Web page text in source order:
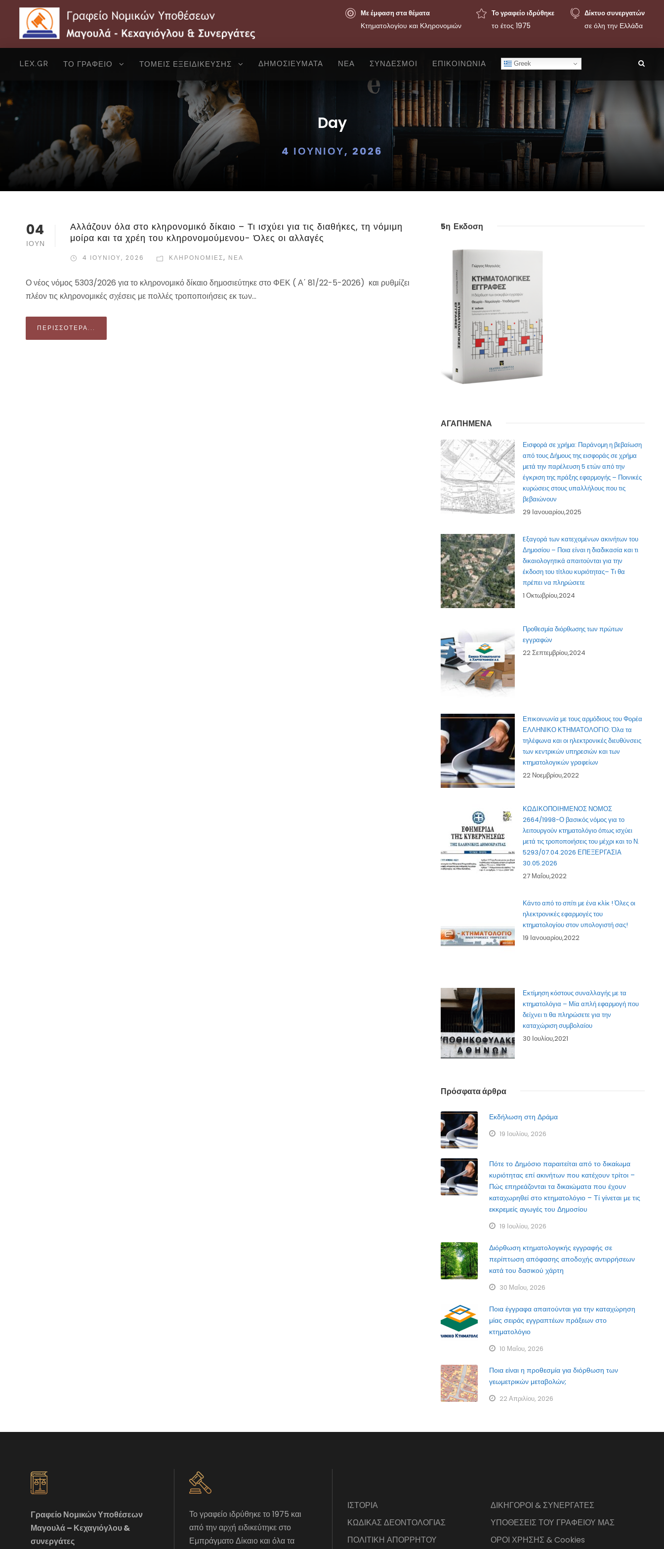
Με έμφαση στα θέματα
Κτηματολογίου και Κληρονομιών
Το γραφείο ιδρύθηκε
το έτος 1975
Δίκτυο συνεργατών
σε όλη την Ελλάδα
LEX.GR ΤΟ ΓΡΑΦΕΙΟ ΤΟΜΕΙΣ ΕΞΕΙΔΙΚΕΥΣΗΣ ΔΗΜΟΣΙΕΥΜΑΤΑ ΝΕΑ ΣΥΝΔΕΣΜΟΙ ΕΠΙΚΟΙΝΩΝΙΑ Greek
Day
4 ΙΟΥΝΊΟΥ, 2026
04
ΙΟΎΝ
Αλλάζουν όλα στο κληρονομικό δίκαιο – Τι ισχύει για τις διαθήκες, τη νόμιμη
μοίρα και τα χρέη του κληρονομούμενου- Όλες οι αλλαγές
4 ΙΟΥΝΊΟΥ, 2026 ΚΛΗΡΟΝΟΜΙΕΣ, ΝΕΑ
Ο νέος νόμος 5303/2026 για το κληρονομικό δίκαιο δημοσιεύτηκε στο ΦΕΚ ( Α΄ 81/22-5-2026) και ρυθμίζει
πλέον τις κληρονομικές σχέσεις με πολλές τροποποιήσεις εκ των...
ΠΕΡΙΣΣΌΤΕΡΑ...
5η Εκδοση
ΑΓΑΠΗΜΕΝΑ
Εισφορά σε χρήμα: Παράνομη η βεβαίωση
από τους Δήμους της εισφοράς σε χρήμα
μετά την παρέλευση 5 ετών από την
έγκριση της πράξης εφαρμογής – Ποινικές
κυρώσεις στους υπαλλήλους που τις
βεβαιώνουν
29 Ιανουαρίου,2025
Eξαγορά των κατεχομένων ακινήτων του
Δημοσίου – Ποια είναι η διαδικασία και τι
δικαιολογητικά απαιτούνται για την
έκδοση του τίτλου κυριότητας– Τι θα
πρέπει να πληρώσετε
1 Οκτωβρίου,2024
Προθεσμία διόρθωσης των πρώτων
εγγραφών
22 Σεπτεμβρίου,2024
Επικοινωνία με τους αρμόδιους του Φορέα
ΕΛΛΗΝΙΚΟ ΚΤΗΜΑΤΟΛΟΓΙΟ: Όλα τα
τηλέφωνα και οι ηλεκτρονικές διευθύνσεις
των κεντρικών υπηρεσιών και των
κτηματολογικών γραφείων
22 Νοεμβρίου,2022
ΚΩΔΙΚΟΠΟΙΗΜΕΝΟΣ ΝΟΜΟΣ
2664/1998-Ο βασικός νόμος για το
λειτουργούν κτηματολόγιο όπως ισχύει
μετά τις τροποποιήσεις του μέχρι και το Ν.
5293/07.04.2026 ΕΠΕΞΕΡΓΑΣΙΑ
30.05.2026
27 Μαΐου,2022
Κάντο από το σπίτι με ένα κλίκ ! Όλες οι
ηλεκτρονικές εφαρμογές του
κτηματολογίου στον υπολογιστή σας!
19 Ιανουαρίου,2022
Εκτίμηση κόστους συναλλαγής με τα
κτηματολόγια – Μία απλή εφαρμογή που
δείχνει τι θα πληρώσετε για την
καταχώριση συμβολαίου
30 Ιουλίου,2021
Πρόσφατα άρθρα
Εκδήλωση στη Δράμα
19 Ιουλίου, 2026
Πότε το Δημόσιο παραιτείται από το δικαίωμα
κυριότητας επί ακινήτων που κατέχουν τρίτοι –
Πώς επηρεάζονται τα δικαιώματα που έχουν
καταχωρηθεί στο κτηματολόγιο – Τί γίνεται με τις
εκκρεμείς αγωγές του Δημοσίου
19 Ιουλίου, 2026
Διόρθωση κτηματολογικής εγγραφής σε
περίπτωση απόφασης αποδοχής αντιρρήσεων
κατά του δασικού χάρτη
30 Μαΐου, 2026
Ποια έγγραφα απαιτούνται για την καταχώρηση
μίας σειράς εγγραπτέων πράξεων στο
κτηματολόγιο
10 Μαΐου, 2026
Ποια είναι η προθεσμία για διόρθωση των
γεωμετρικών μεταβολών;
22 Απριλίου, 2026
Γραφείο Νομικών Υποθέσεων
Μαγουλά – Κεχαγιόγλου &
συνεργάτες
Το γραφείο ιδρύθηκε το 1975 και
από την αρχή ειδικεύτηκε στο
Εμπράγματο Δίκαιο και όλα τα
ΙΣΤΟΡΙΑ
ΔΙΚΗΓΟΡΟΙ & ΣΥΝΕΡΓΑΤΕΣ
ΚΩΔΙΚΑΣ ΔΕΟΝΤΟΛΟΓΙΑΣ
ΥΠΟΘΕΣΕΙΣ ΤΟΥ ΓΡΑΦΕΙΟΥ ΜΑΣ
ΠΟΛΙΤΙΚΗ ΑΠΟΡΡΗΤΟΥ
ΟΡΟΙ ΧΡΗΣΗΣ & Cookies